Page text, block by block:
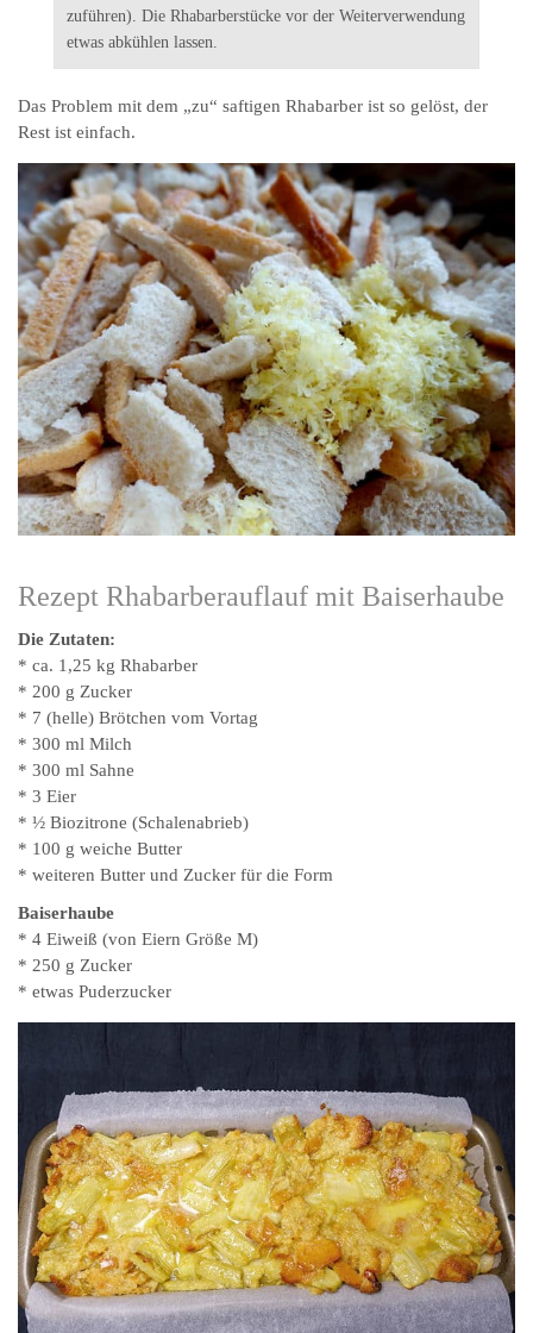
zuführen). Die Rhabarberstücke vor der Weiterverwendung
etwas abkühlen lassen.
Das Problem mit dem „zu“ saftigen Rhabarber ist so gelöst, der
Rest ist einfach.
Rezept Rhabarberauflauf mit Baiserhaube
Die Zutaten:
* ca. 1,25 kg Rhabarber
* 200 g Zucker
* 7 (helle) Brötchen vom Vortag
* 300 ml Milch
* 300 ml Sahne
* 3 Eier
* ½ Biozitrone (Schalenabrieb)
* 100 g weiche Butter
* weiteren Butter und Zucker für die Form
Baiserhaube
* 4 Eiweiß (von Eiern Größe M)
* 250 g Zucker
* etwas Puderzucker